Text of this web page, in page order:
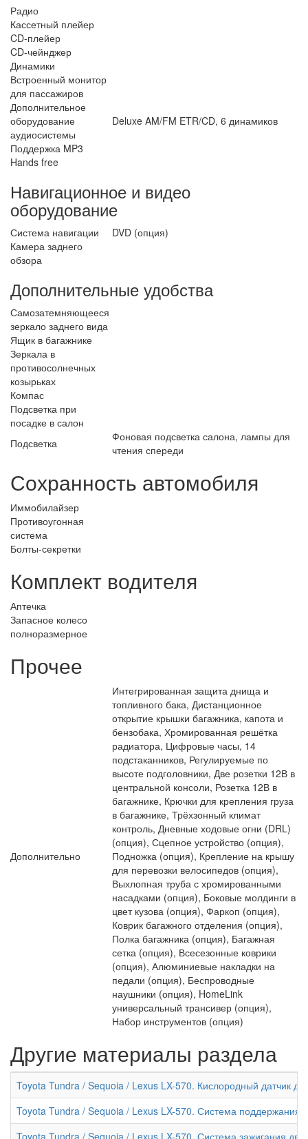
Радио
Кассетный плейер
CD-плейер
CD-чейнджер
Динамики
Встроенный монитор
для пассажиров
Дополнительное
оборудование
аудиосистемы
Deluxe AM/FM ETR/CD, 6 динамиков
Поддержка MP3
Hands free
Навигационное и видео
оборудование
Система навигации
DVD (опция)
Камера заднего
обзора
Дополнительные удобства
Самозатемняющееся
зеркало заднего вида
Ящик в багажнике
Зеркала в
противосолнечных
козырьках
Компас
Подсветка при
посадке в салон
Подсветка
Фоновая подсветка салона, лампы для
чтения спереди
Сохранность автомобиля
Иммобилайзер
Противоугонная
система
Болты-секретки
Комплект водителя
Аптечка
Запасное колесо
полноразмерное
Прочее
Дополнительно
Интегрированная защита днища и
топливного бака, Дистанционное
открытие крышки багажника, капота и
бензобака, Хромированная решётка
радиатора, Цифровые часы, 14
подстаканников, Регулируемые по
высоте подголовники, Две розетки 12В в
центральной консоли, Розетка 12В в
багажнике, Крючки для крепления груза
в багажнике, Трёхзонный климат
контроль, Дневные ходовые огни (DRL)
(опция), Сцепное устройство (опция),
Подножка (опция), Крепление на крышу
для перевозки велосипедов (опция),
Выхлопная труба с хромированными
насадками (опция), Боковые молдинги в
цвет кузова (опция), Фаркоп (опция),
Коврик багажного отделения (опция),
Полка багажника (опция), Багажная
сетка (опция), Всесезонные коврики
(опция), Алюминиевые накладки на
педали (опция), Беспроводные
наушники (опция), HomeLink
универсальный трансивер (опция),
Набор инструментов (опция)
Другие материалы раздела
Toyota Tundra / Sequoia / Lexus LX-570. Кислородный датчик
Toyota Tundra / Sequoia / Lexus LX-570. Система поддержания
Toyota Tundra / Sequoia / Lexus LX-570. Система зажигания